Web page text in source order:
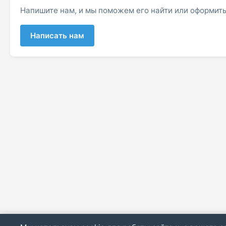
Напишите нам, и мы поможем его найти или
Написать нам